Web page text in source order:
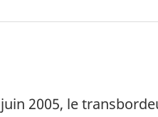
2005, le